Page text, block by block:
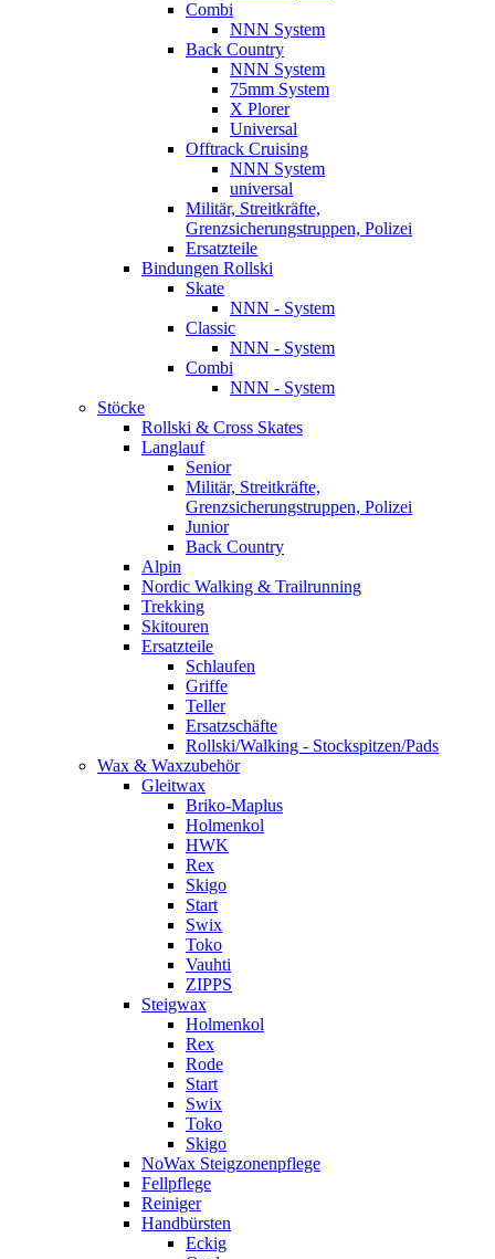
Combi
NNN System
Back Country
NNN System
75mm System
X Plorer
Universal
Offtrack Cruising
NNN System
universal
Militär, Streitkräfte,
Grenzsicherungstruppen, Polizei
Ersatzteile
Bindungen Rollski
Skate
NNN - System
Classic
NNN - System
Combi
NNN - System
Stöcke
Rollski & Cross Skates
Langlauf
Senior
Militär, Streitkräfte,
Grenzsicherungstruppen, Polizei
Junior
Back Country
Alpin
Nordic Walking & Trailrunning
Trekking
Skitouren
Ersatzteile
Schlaufen
Griffe
Teller
Ersatzschäfte
Rollski/Walking - Stockspitzen/Pads
Wax & Waxzubehör
Gleitwax
Briko-Maplus
Holmenkol
HWK
Rex
Skigo
Start
Swix
Toko
Vauhti
ZIPPS
Steigwax
Holmenkol
Rex
Rode
Start
Swix
Toko
Skigo
NoWax Steigzonenpflege
Fellpflege
Reiniger
Handbürsten
Eckig